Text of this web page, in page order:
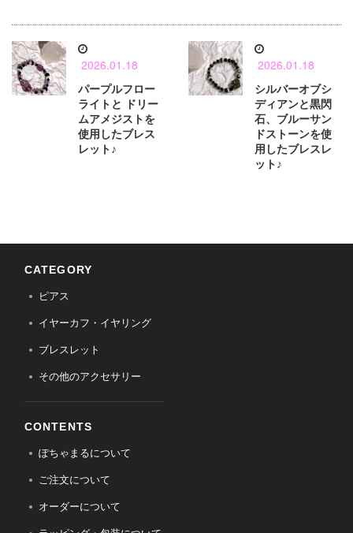
2026.01.18
パープルフロー
ライトと ドリー
ムアメジストを
使用したブレス
レット♪
2026.01.18
シルバーオブシ
ディアンと黒閃
石、ブルーサン
ドストーンを使
用したブレスレ
ット♪
CATEGORY
ピアス
イヤーカフ・イヤリング
ブレスレット
その他のアクセサリー
CONTENTS
ぽちゃまるについて
ご注文について
オーダーについて